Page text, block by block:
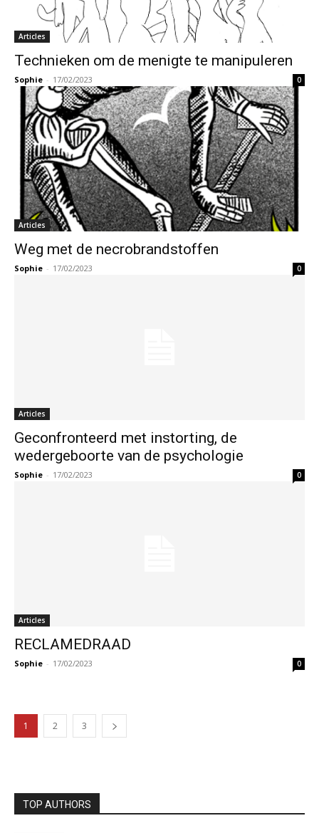
Articles
Technieken om de menigte te manipuleren
Sophie - 17/02/2023 0
Articles
Weg met de necrobrandstoffen
Sophie - 17/02/2023 0
Articles
Geconfronteerd met instorting, de
wedergeboorte van de psychologie
Sophie - 17/02/2023 0
Articles
RECLAMEDRAAD
Sophie - 17/02/2023 0
1 2 3
TOP AUTHORS